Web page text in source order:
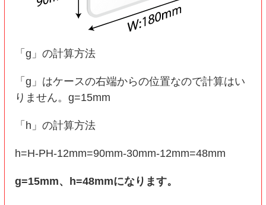
「g」の計算方法
「g」はケースの右端からの位置なので計算はい
りません。g=15mm
「h」の計算方法
h=H-PH-12mm=90mm-30mm-12mm=48mm
g=15mm、h=48mmになります。